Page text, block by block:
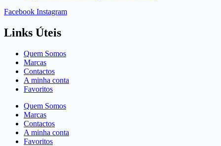
Facebook Instagram
Links Úteis
Quem Somos
Marcas
Contactos
A minha conta
Favoritos
Quem Somos
Marcas
Contactos
A minha conta
Favoritos